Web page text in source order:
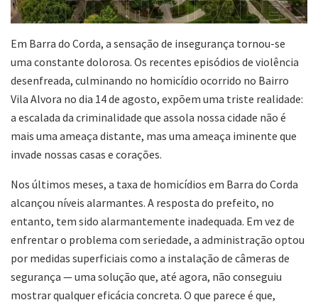
Em Barra do Corda, a sensação de insegurança tornou-se
uma constante dolorosa. Os recentes episódios de violência
desenfreada, culminando no homicídio ocorrido no Bairro
Vila Alvora no dia 14 de agosto, expõem uma triste realidade:
a escalada da criminalidade que assola nossa cidade não é
mais uma ameaça distante, mas uma ameaça iminente que
invade nossas casas e corações.
Nos últimos meses, a taxa de homicídios em Barra do Corda
alcançou níveis alarmantes. A resposta do prefeito, no
entanto, tem sido alarmantemente inadequada. Em vez de
enfrentar o problema com seriedade, a administração optou
por medidas superficiais como a instalação de câmeras de
segurança — uma solução que, até agora, não conseguiu
mostrar qualquer eficácia concreta. O que parece é que,